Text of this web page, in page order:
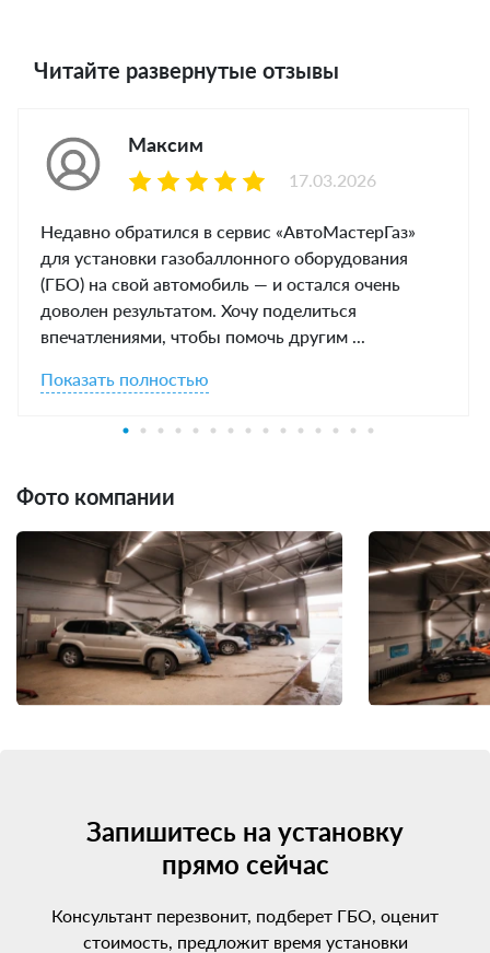
Читайте развернутые отзывы
Максим
Недавно обратился в сервис «АвтоМастерГаз»
для установки газобаллонного оборудования
(ГБО) на свой автомобиль — и остался очень
доволен результатом. Хочу поделиться
впечатлениями, чтобы помочь другим ...
Показать полностью
17.03.2026
Фото компании
Запишитесь на установку
прямо сейчас
Консультант перезвонит, подберет ГБО, оценит
стоимость, предложит время установки